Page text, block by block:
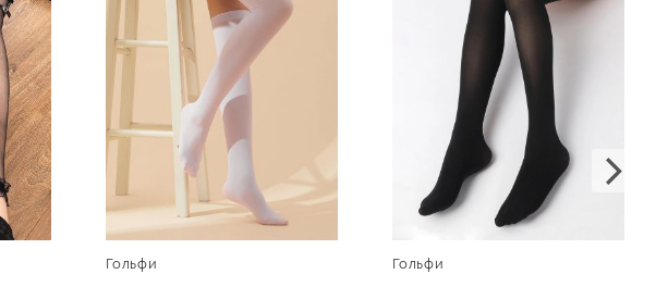
Гольфи Гольфи